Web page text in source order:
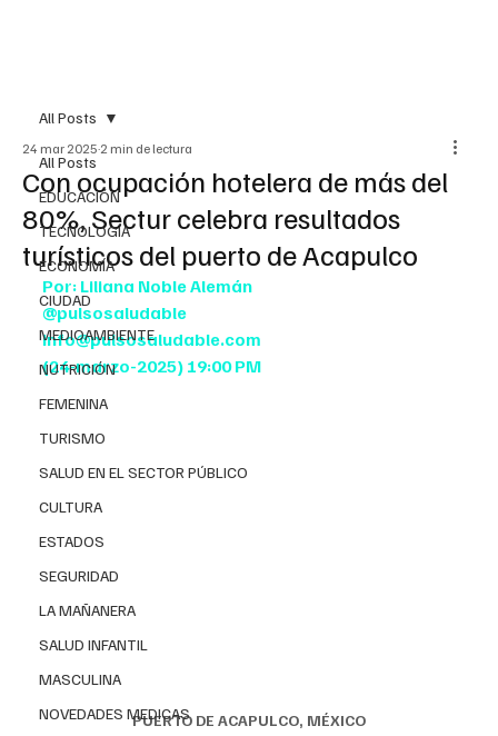
All Posts
EDUCACIÓN
TECNOLOGÍA
ECONOMÍA
CIUDAD
MEDIOAMBIENTE
NUTRICIÓN
FEMENINA
TURISMO
SALUD EN EL SECTOR PÚBLICO
CULTURA
ESTADOS
SEGURIDAD
LA MAÑANERA
SALUD INFANTIL
MASCULINA
NOVEDADES MEDICAS
All Posts
Con ocupación hotelera de más del
80%, Sectur celebra resultados
turísticos del puerto de Acapulco
24 mar 2025 2 min de lectura
Por: Liliana Noble Alemán
@pulsosaludable
info@pulsosaludable.com
(24-marzo-2025) 19:00 PM
PUERTO DE ACAPULCO, MÉXICO